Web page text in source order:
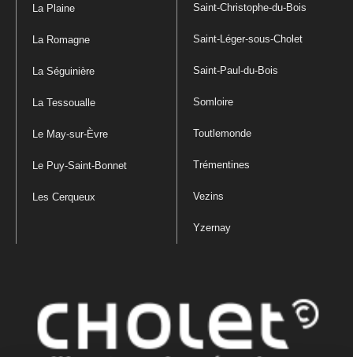
La Plaine
La Romagne
La Séguinière
La Tessoualle
Le May-sur-Èvre
Le Puy-Saint-Bonnet
Les Cerqueux
Saint-Christophe-du-Bois
Saint-Léger-sous-Cholet
Saint-Paul-du-Bois
Somloire
Toutlemonde
Trémentines
Vezins
Yzernay